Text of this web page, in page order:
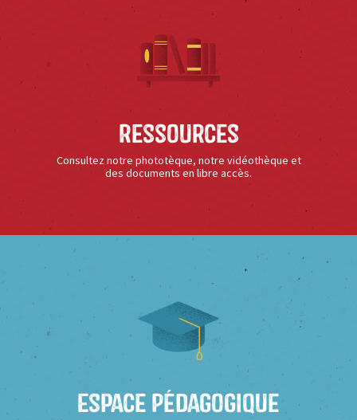
Ressources
Consultez notre phototèque, notre vidéothèque et
des documents en libre accès.
Espace Pédagogique